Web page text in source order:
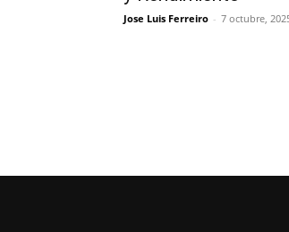
Jose Luis Ferreiro - 7 octubre,